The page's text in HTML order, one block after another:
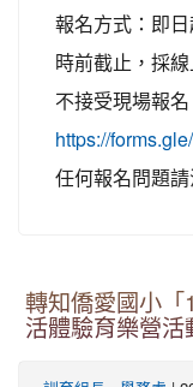
報名方式：即
時前截止，採
不接受現場報
https://
任何報名問題
轉知僑愛國小「
活體驗育樂營活